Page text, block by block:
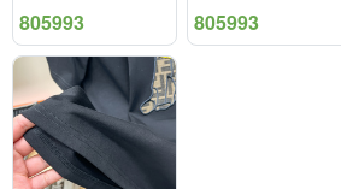
805993 805993